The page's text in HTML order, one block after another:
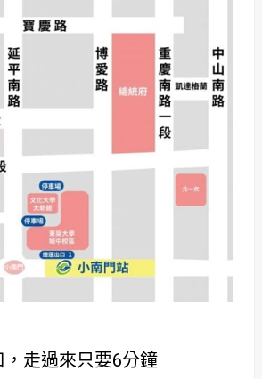
走過來只要6分鐘